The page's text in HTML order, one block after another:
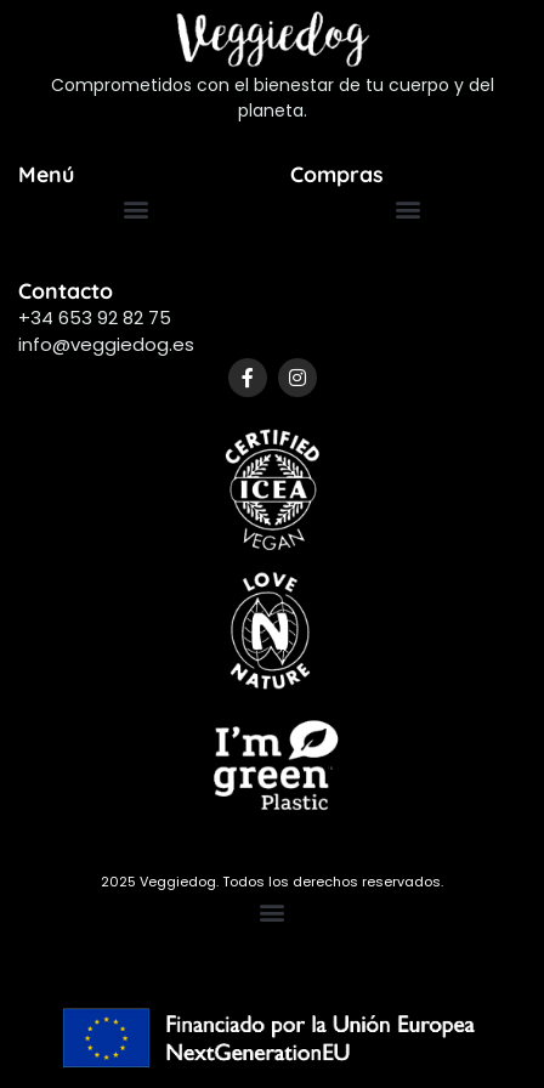
Comprometidos con el bienestar de tu cuerpo y del
planeta.
Menú Compras
Contacto
+34 653 92 82 75
info@veggiedog.es
2025 Veggiedog. Todos los derechos reservados.